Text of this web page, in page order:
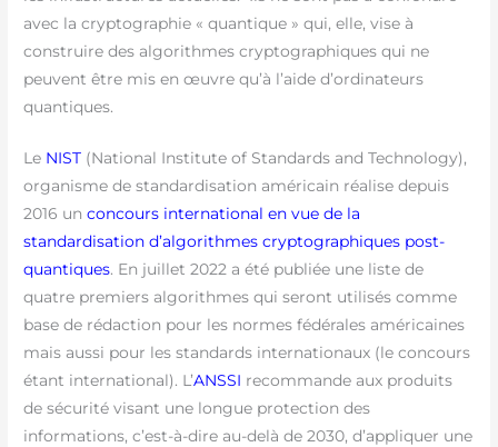
avec la cryptographie « quantique » qui, elle, vise à
construire des algorithmes cryptographiques qui ne
peuvent être mis en œuvre qu’à l’aide d’ordinateurs
quantiques.
Le NIST (National Institute of Standards and Technology),
organisme de standardisation américain réalise depuis
2016 unconcours international en vue de la
standardisation d’algorithmes cryptographiques post-
quantiques. En juillet 2022 a été publiée une liste de
quatre premiers algorithmes qui seront utilisés comme
base de rédaction pour les normes fédérales américaines
mais aussi pour les standards internationaux (le concours
étant international). L’ANSSI recommande aux produits
de sécurité visant une longue protection des
informations, c’est-à-dire au-delà de 2030, d’appliquer une